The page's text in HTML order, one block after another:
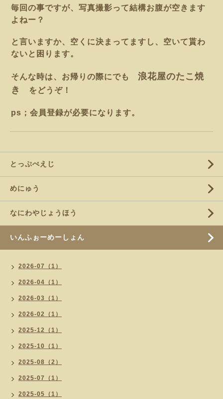
毎回の事ですが、写真撮影って結構お腹が空きます
よねー？
と言いますか、空くに決まってますし、空いて貰わ
ないと困ります。
そんな時は、お帰りの際にでも 浪花屋のたこ焼
き
をどうぞ！
ps；会員登録が必要になります。
とっぷぺえじ
めにゅう
なにわやじょうほう
いんふぉーめーしょん
2026-07（1）
2026-04（1）
2026-03（1）
2026-02（1）
2025-12（1）
2025-10（1）
2025-08（2）
2025-07（1）
2025-05（1）